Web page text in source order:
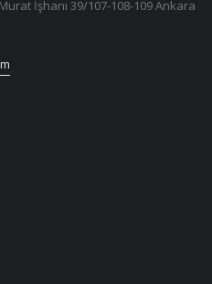
İşhanı 39/107-108-109 Ankara